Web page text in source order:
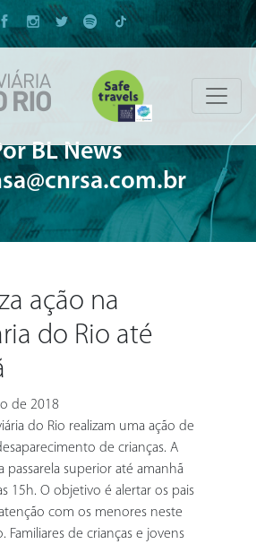
BL News
ação na
do Rio até
de 2018
do Rio realizam uma ação de
de crianças. A
passarela superior até amanhã
15h. O objetivo é alertar os pais
com os menores neste
Familiares de crianças e jovens